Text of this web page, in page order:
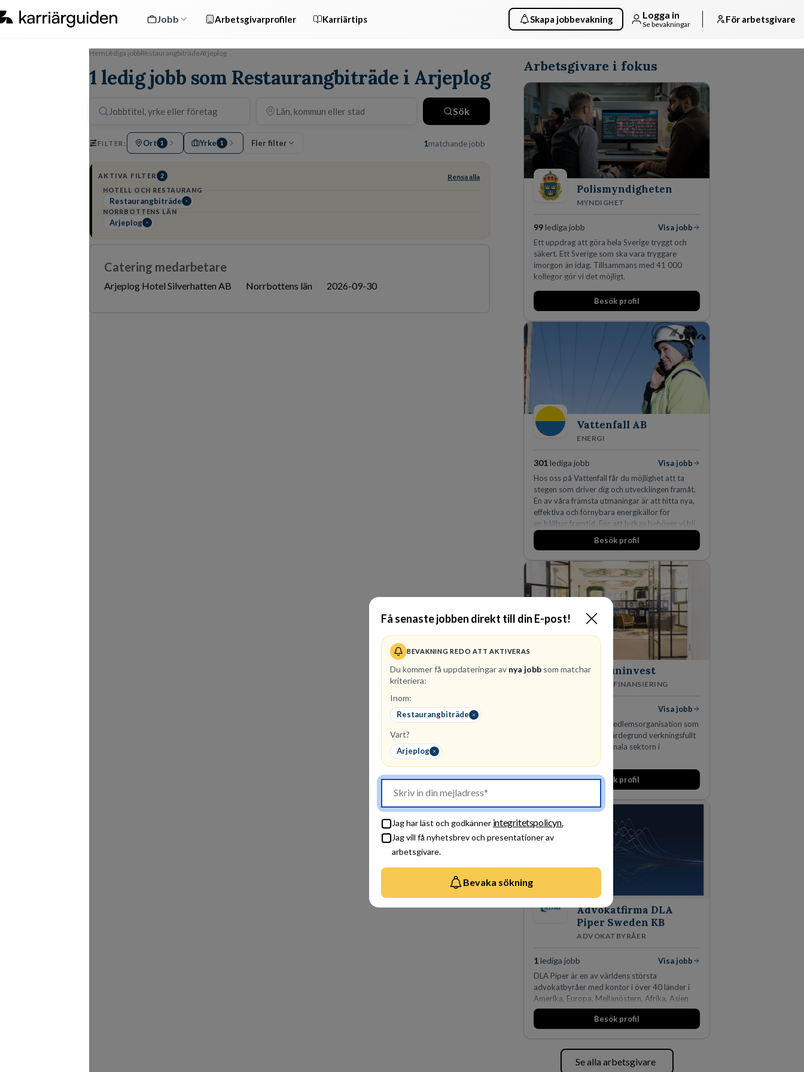
Jobb Arbetsgivarprofiler Karriärtips Skapa jobbevakning Logga in
Se bevakningar För arbetsgivare
Få senaste jobben direkt till din E-post!
BEVAKNING REDO ATT AKTIVERAS
Du kommer få uppdateringar av nya jobbsom matchar
kriteriera:
Inom:
Restaurangbiträde
Vart?
Arjeplog
Jag har läst och godkänner integritetspolicyn.
Jag vill få nyhetsbrev och presentationer av
arbetsgivare.
Bevaka sökning
HemLediga jobbRestaurangbiträdeArjeplog
1 ledig jobb som Restaurangbiträde i Arjeplog
Sök
FILTER: Ort 1 Yrke 1 Fler filter 1matchande jobb
AKTIVA FILTER 2 Rensa alla
HOTELL OCH RESTAURANG
Restaurangbiträde
NORRBOTTENS LÄN
Arjeplog
Catering medarbetare
Arjeplog Hotel Silverhatten AB Norrbottens län 2026-09-30
Arbetsgivare i fokus
Polismyndigheten
MYNDIGHET
99lediga jobb
Visa jobb
Ett uppdrag att göra hela Sverige tryggt och
säkert. Ett Sverige som ska vara tryggare
imorgon än idag. Tillsammans med 41 000
kollegor gör vi det möjligt.
Besök profil
Vattenfall AB
ENERGI
301lediga jobb
Visa jobb
Hos oss på Vattenfall får du möjlighet att ta
stegen som driver dig och utvecklingen framåt.
En av våra främsta utmaningar är att hitta nya,
effektiva och förnybara energikällor för
en hållbar framtid. För att lyckas behöver vi bli
fler medarbetare som vill göra skillnad.
Besök profil
Kommuninvest
KOMMUNFINANSIERING
Visa jobb
Kommuninvest är en medlemsorganisation som
utifrån en kommunal värdegrund verkningsfullt
företräder den kommunala sektorn i
Besök profil
Advokatfirma DLA
Piper Sweden KB
ADVOKATBYRÅER
1lediga jobb
Visa jobb
DLA Piper är en av världens största
advokatbyråer med kontor i över 40 länder i
Amerika, Europa, Mellanöstern, Afrika, Asien
och Oceanien. Vi är specialister inom
affärsjuridikens alla områden och vi har några
Köpenhamn, Århus, Oslo och Helsingfors kan vi
på DLA Piper erbjuda våra klienter en unik,
Besök profil
Se alla arbetsgivare